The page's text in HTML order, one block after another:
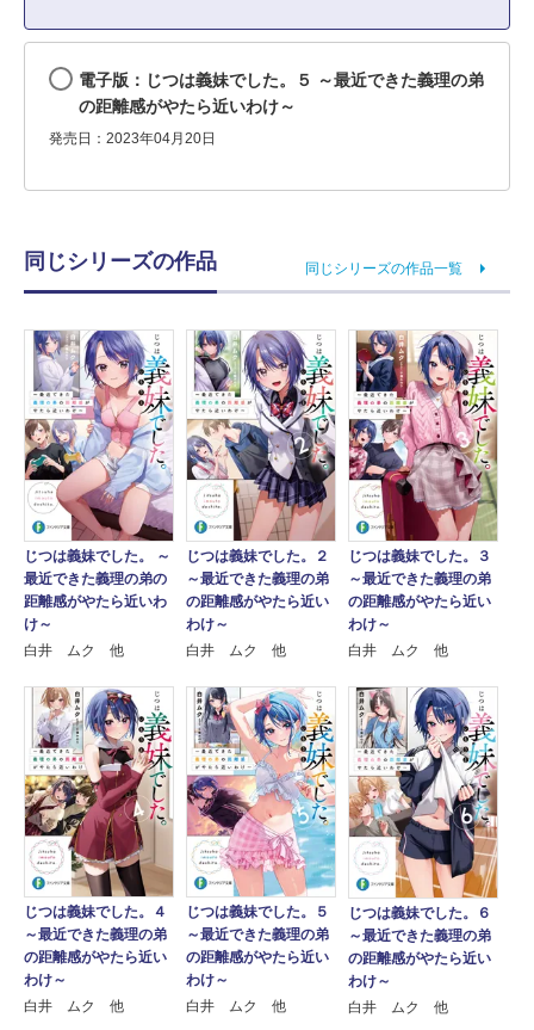
電子版：じつは義妹でした。５ ～最近できた義理の弟
の距離感がやたら近いわけ～
発売日：2023年04月20日
同じシリーズの作品 同じシリーズの作品一覧
じつは義妹でした。 ～
最近できた義理の弟の
距離感がやたら近いわ
け～
白井 ムク 他
じつは義妹でした。２
～最近できた義理の弟
の距離感がやたら近い
わけ～
白井 ムク 他
じつは義妹でした。３
～最近できた義理の弟
の距離感がやたら近い
わけ～
白井 ムク 他
じつは義妹でした。４
～最近できた義理の弟
の距離感がやたら近い
わけ～
白井 ムク 他
じつは義妹でした。５
～最近できた義理の弟
の距離感がやたら近い
わけ～
白井 ムク 他
じつは義妹でした。６
～最近できた義理の弟
の距離感がやたら近い
わけ～
白井 ムク 他